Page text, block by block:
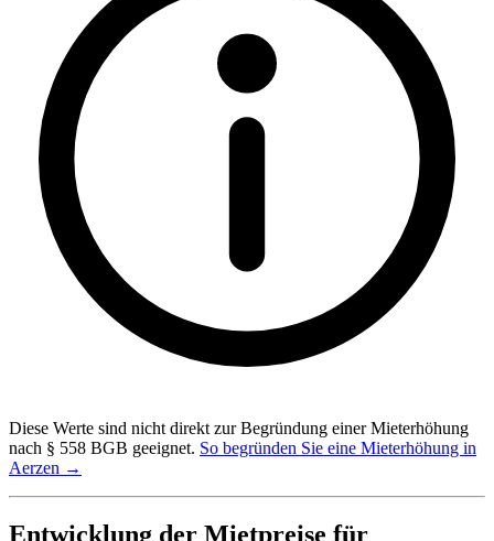
Diese Werte sind nicht direkt zur Begründung einer Mieterhöhung
nach § 558 BGB geeignet. So begründen Sie eine Mieterhöhung in
Aerzen →
Entwicklung der Mietpreise für